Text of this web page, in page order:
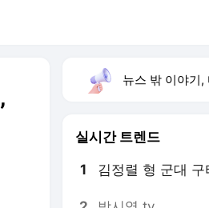
뉴스 밖 이야기, 다
실시간 트렌드
1 김정렬 형 군대 구
2 박시영 tv